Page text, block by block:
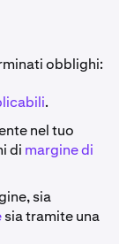
obblighi:
.
nel tuo
di margine di
sia
sia tramite una